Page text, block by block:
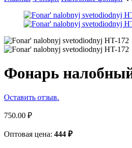
Фонарь
Оставить отзыв.
750.00 ₽
Оптовая цена: 444 ₽